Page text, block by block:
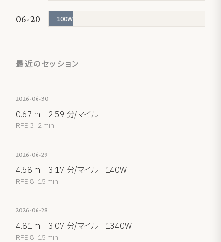
06-20 100W
最近のセッション
2026-06-30
0.67 mi · 2:59 分/マイル
RPE 3 · 2 min
2026-06-29
4.58 mi · 3:17 分/マイル · 140W
RPE 8 · 15 min
2026-06-28
4.81 mi · 3:07 分/マイル · 1340W
RPE 8 · 15 min